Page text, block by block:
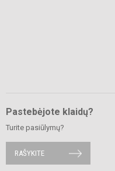
Pastebėjote klaidų?
Turite pasiūlymų?
RAŠYKITE